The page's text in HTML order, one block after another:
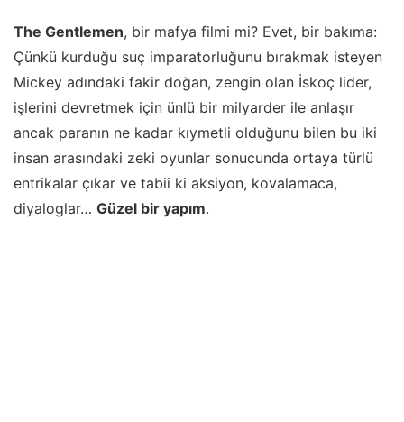
The Gentlemen, bir mafya filmi mi? Evet, bir bakıma:
Çünkü kurduğu suç imparatorluğunu bırakmak isteyen
Mickey adındaki fakir doğan, zengin olan İskoç lider,
işlerini devretmek için ünlü bir milyarder ile anlaşır
ancak paranın ne kadar kıymetli olduğunu bilen bu iki
insan arasındaki zeki oyunlar sonucunda ortaya türlü
entrikalar çıkar ve tabii ki aksiyon, kovalamaca,
diyaloglar… Güzel bir yapım.